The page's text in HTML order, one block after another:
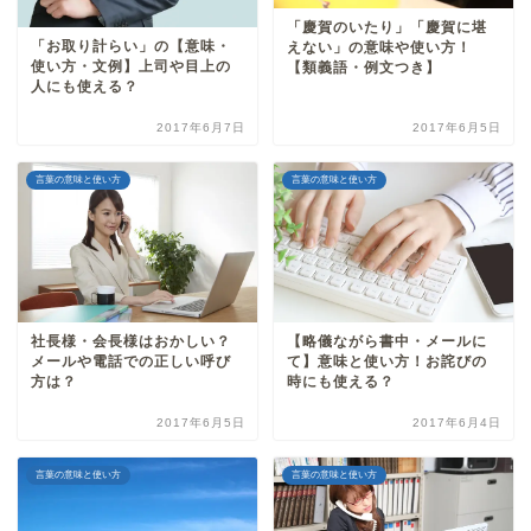
「お取り計らい」の【意味・
使い方・文例】上司や目上の
人にも使える？
2017年6月7日
「慶賀のいたり」「慶賀に堪
えない」の意味や使い方！
【類義語・例文つき】
2017年6月5日
言葉の意味と使い方
社長様・会長様はおかしい？
メールや電話での正しい呼び
方は？
2017年6月5日
言葉の意味と使い方
【略儀ながら書中・メールに
て】意味と使い方！お詫びの
時にも使える？
2017年6月4日
言葉の意味と使い方 言葉の意味と使い方